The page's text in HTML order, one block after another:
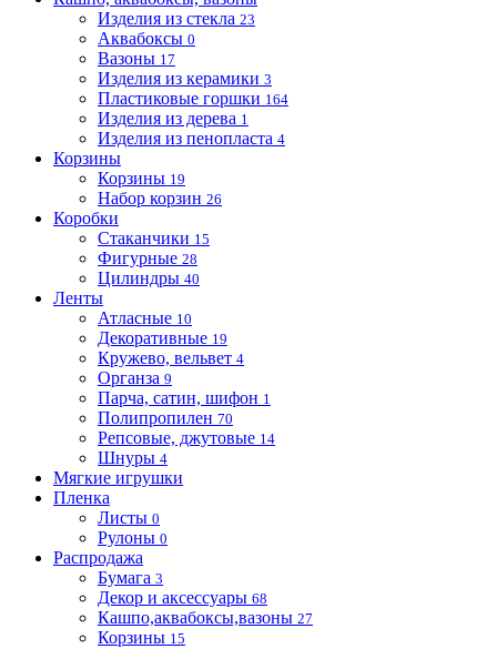
Изделия из стекла 23
Аквабоксы 0
Вазоны 17
Изделия из керамики 3
Пластиковые горшки 164
Изделия из дерева 1
Изделия из пенопласта 4
Корзины
Корзины 19
Набор корзин 26
Коробки
Стаканчики 15
Фигурные 28
Цилиндры 40
Ленты
Атласные 10
Декоративные 19
Кружево, вельвет 4
Органза 9
Парча, сатин, шифон 1
Полипропилен 70
Репсовые, джутовые 14
Шнуры 4
Мягкие игрушки
Пленка
Листы 0
Рулоны 0
Распродажа
Бумага 3
Декор и аксессуары 68
Кашпо,аквабоксы,вазоны 27
Корзины 15